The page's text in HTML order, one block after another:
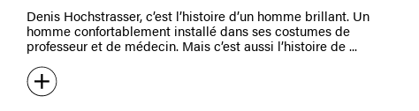
Denis Hochstrasser, c’est l’histoire d’un homme brillant. Un
homme confortablement installé dans ses costumes de
professeur et de médecin. Mais c’est aussi l’histoire de